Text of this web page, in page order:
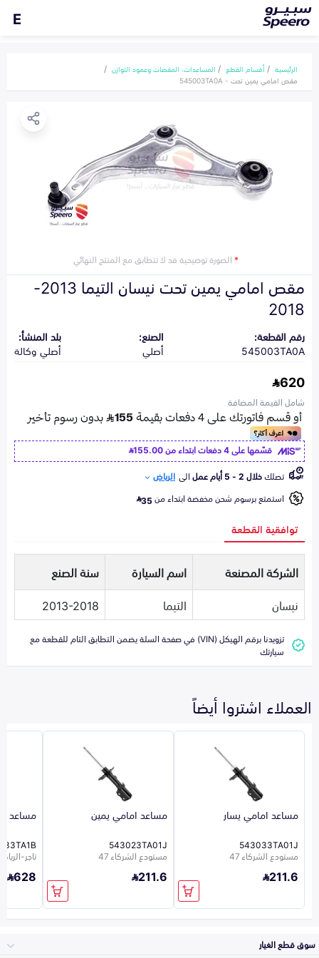
E
الرئيسية أقسام القطع
المساعدات، المقصات وعمود التوازن
مقص امامي يمين تحت - 545003TA0A
*الصورة توضيحية قد لا تتطابق مع المنتج النهائي
مقص امامي يمين تحت نيسان التيما 2013-
2018
رقم القطعة:
545003TA0A
الصنع:
أصلي
بلد المنشأ:
أصلي وكالة
620
شامل القيمة المضافة
قسّمها على 4 دفعات ابتداء من
155.00
تصلكخلال 2 - 5 أيام عمل الى الرياض
استمتع برسوم شحن مخفضة ابتداء من35
توافقية القطعة
الشركة المصنعة اسم السيارة
سنة الصنع
نيسان
التيما 2013-2018
تزويدنا برقم الهيكل (VIN) في صفحة السلة يضمن التطابق التام للقطعة مع
سيارتك
العملاء اشتروا أيضاً
مساعد امامي يسار
543033TA01J
مستودع الشركاء 47
211.6
مساعد امامي يمين
543023TA01J
مستودع الشركاء 47
211.6
مساعد
تاجر-الرياض-
628
سوق قطع الغيار